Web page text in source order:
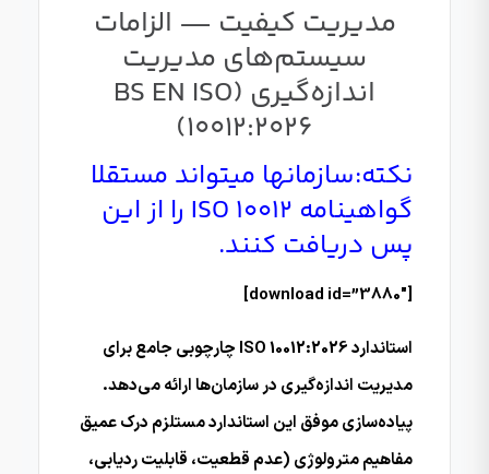
مدیریت کیفیت — الزامات
سیستم‌های مدیریت
اندازه‌گیری (BS EN ISO
10012:2026)
نکته:سازمانها میتواند مستقلا
گواهینامه ISO 10012 را از این
پس دریافت کنند.
[download id=”3880″]
استاندارد ISO 10012:2026 چارچوبی جامع برای
مدیریت اندازه‌گیری در سازمان‌ها ارائه می‌دهد.
پیاده‌سازی موفق این استاندارد مستلزم درک عمیق
مفاهیم مترولوژی (عدم قطعیت، قابلیت ردیابی،